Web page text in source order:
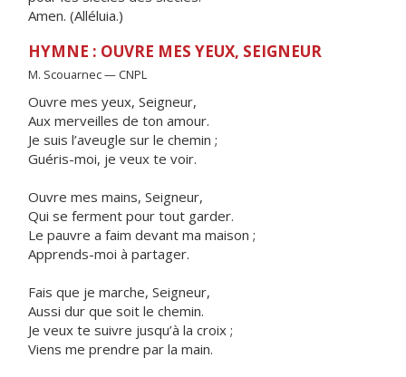
Amen. (Alléluia.)
HYMNE : OUVRE MES YEUX, SEIGNEUR
M. Scouarnec — CNPL
Ouvre mes yeux, Seigneur,
Aux merveilles de ton amour.
Je suis l’aveugle sur le chemin ;
Guéris-moi, je veux te voir.
Ouvre mes mains, Seigneur,
Qui se ferment pour tout garder.
Le pauvre a faim devant ma maison ;
Apprends-moi à partager.
Fais que je marche, Seigneur,
Aussi dur que soit le chemin.
Je veux te suivre jusqu’à la croix ;
Viens me prendre par la main.